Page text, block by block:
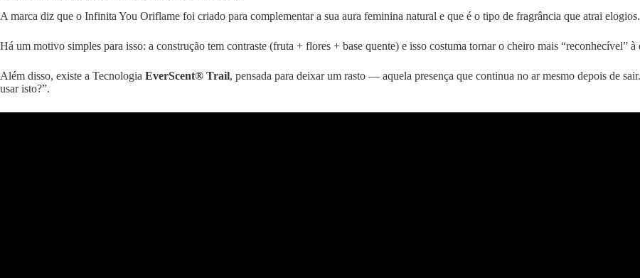
A marca diz que o Infinita You Oriflame foi criado para complementar a sua aura feminina natural e que é o tipo de fragrância que atrai elogios.
Há um motivo simples para isso: a construção tem contraste (fruta + flores + base quente) e isso costuma tornar o cheiro mais “reconhecível” à
Além disso, existe a Tecnologia EverScent® Trail, pensada para deixar um rasto — aquela presença que continua no ar mesmo depois de
usar isto?”.